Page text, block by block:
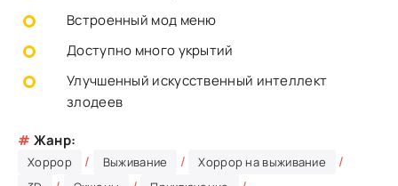
Встроенный мод меню
Доступно много укрытий
Улучшенный искусственный интеллект
злодеев
# Жанр:
Хоррор / Выживание / Хоррор на выживание /